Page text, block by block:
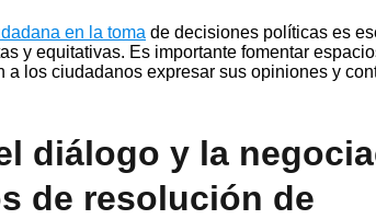
en la toma de decisiones políticas es
y equitativas. Es importante fomentar
a los ciudadanos expresar sus opiniones y
diálogo y la
de resolución de